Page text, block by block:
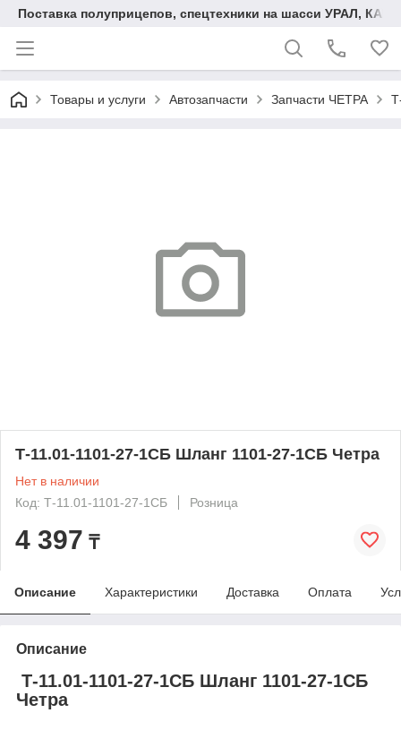
Поставка полуприцепов, спецтехники на шасси УРАЛ,
Товары и услуги Автозапчасти Запчасти ЧЕТРА
Т-11.01-1101-27-1СБ Шланг 1101-27-1СБ Четра
Нет в наличии
Код: Т-11.01-1101-27-1СБ
Розница
4 397 ₸
Описание Характеристики Доставка Оплата
Описание
Т-11.01-1101-27-1СБ Шланг 1101-27-1СБ
Четра